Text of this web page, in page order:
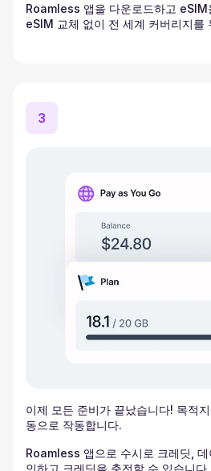
Roamless 앱을 다운로드하고 eSIM
eSIM 교체 없이 전 세계 커버리지를
3
이제 모든 준비가 끝났습니다! 목적
동으로 작동합니다.
Roamless 앱으로 수시로 크레딧,
인하고 크레딧을 충전할 수 있습니다.